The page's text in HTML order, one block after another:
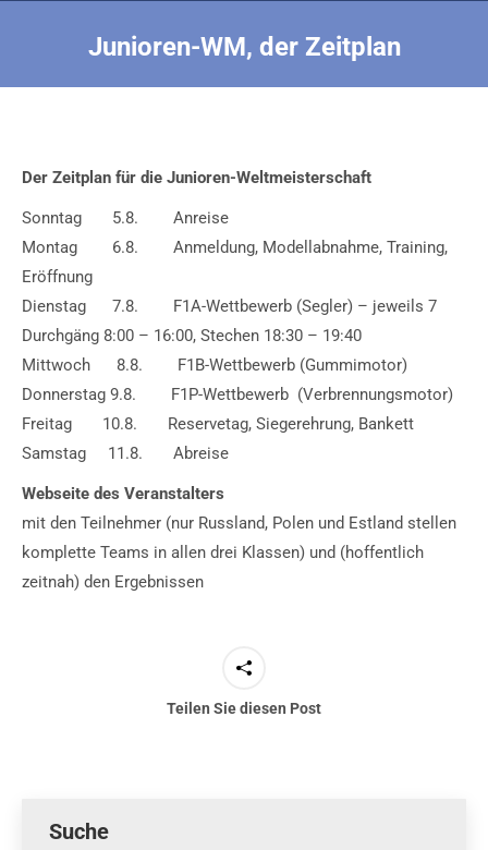
Junioren-WM, der Zeitplan
Der Zeitplan für die Junioren-Weltmeisterschaft
Sonntag 5.8. Anreise
Montag 6.8. Anmeldung, Modellabnahme, Training,
Eröffnung
Dienstag 7.8. F1A-Wettbewerb (Segler) – jeweils 7
Durchgäng 8:00 – 16:00, Stechen 18:30 – 19:40
Mittwoch 8.8. F1B-Wettbewerb (Gummimotor)
Donnerstag 9.8. F1P-Wettbewerb (Verbrennungsmotor)
Freitag 10.8. Reservetag, Siegerehrung, Bankett
Samstag 11.8. Abreise
Webseite des Veranstalters
mit den Teilnehmer (nur Russland, Polen und Estland stellen
komplette Teams in allen drei Klassen) und (hoffentlich
zeitnah) den Ergebnissen
Teilen Sie diesen Post
Suche